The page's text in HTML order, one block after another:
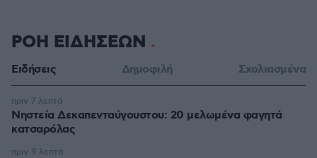
ΡΟΗ ΕΙΔΗΣΕΩΝ
Ειδήσεις Δημοφιλή Σχολιασμένα
Νηστεία Δεκαπενταύγουστου: 20 μελωμένα φαγητά
κατσαρόλας
πριν 7 λεπτά
πριν 9 λεπτά